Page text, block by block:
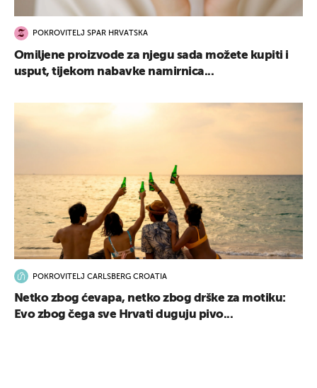
POKROVITELJ SPAR HRVATSKA
Omiljene proizvode za njegu sada možete kupiti i
usput, tijekom nabavke namirnica...
POKROVITELJ CARLSBERG CROATIA
Netko zbog ćevapa, netko zbog drške za motiku:
Evo zbog čega sve Hrvati duguju pivo...